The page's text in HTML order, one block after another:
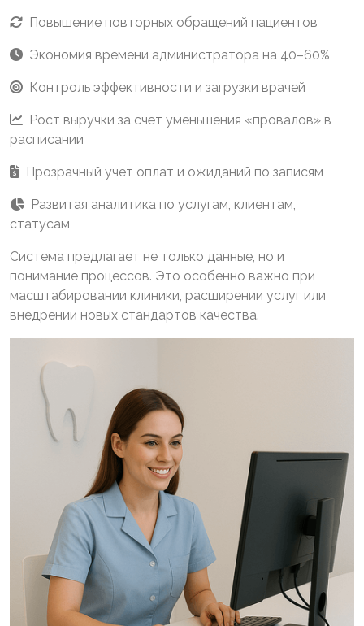
Повышение повторных обращений пациентов
Экономия времени администратора на 40–60%
Контроль эффективности и загрузки врачей
Рост выручки за счёт уменьшения «провалов» в
расписании
Прозрачный учет оплат и ожиданий по записям
Развитая аналитика по услугам, клиентам,
статусам
Система предлагает не только данные, но и
понимание процессов. Это особенно важно при
масштабировании клиники, расширении услуг или
внедрении новых стандартов качества.